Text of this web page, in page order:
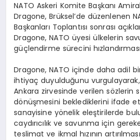
NATO Askeri Komite Başkanı
Dragone, Brüksel’de düzenlenen
Başkanları Toplantısı sonrası
Dragone, NATO üyesi ülkelerin
güçlendirme sürecini
Dragone, NATO içinde daha adil
ihtiyaç duyulduğunu
Ankara zirvesinde verilen sözlerin
dönüşmesini beklediklerini ifade
sanayisine yönelik eleştirilerde
caydırıcılık ve savunma için
teslimat ve ikmal hızının